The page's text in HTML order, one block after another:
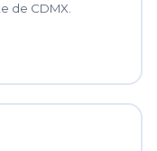
de CDMX.